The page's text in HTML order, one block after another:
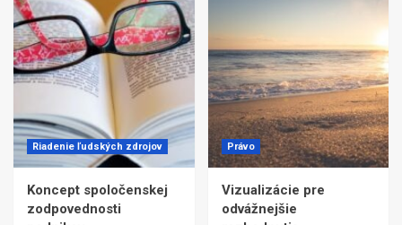
Riadenie ľudských zdrojov
Koncept spoločenskej
zodpovednosti
Právo
Vizualizácie pre
odvážnejšie